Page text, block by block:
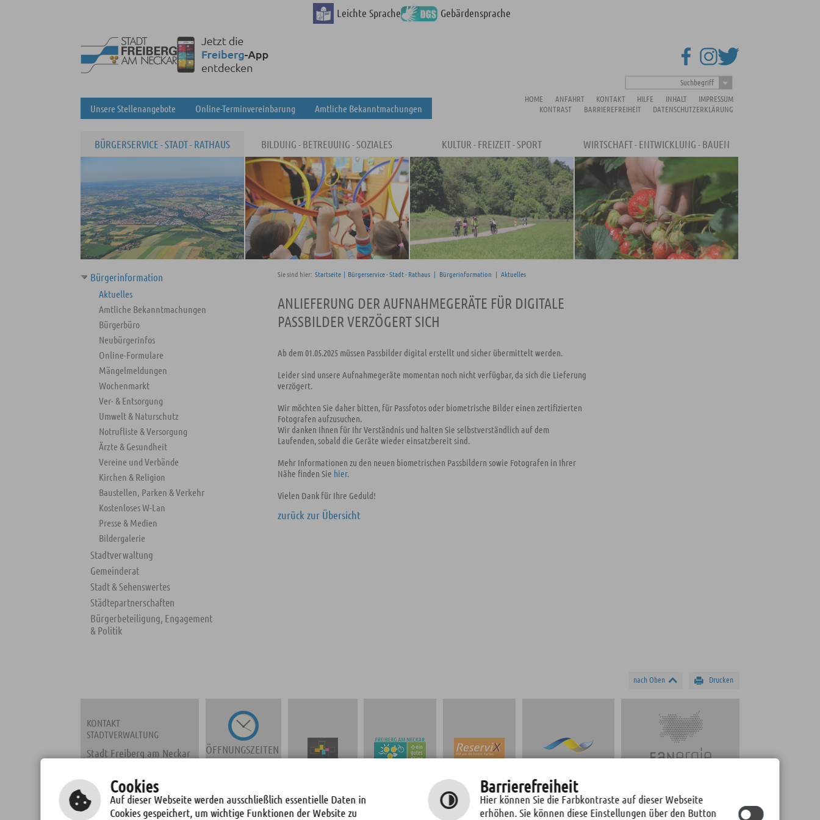
Leichte Sprache Gebärdensprache
Suchbegriff
IMPRESSUM
INHALT
HILFE
KONTAKT
ANFAHRT
HOME
DATENSCHUTZERKLÄRUNG
BARRIEREFREIHEIT
KONTRAST
BÜRGERSERVICE - STADT - RATHAUS BILDUNG - BETREUUNG - SOZIALES KULTUR - FREIZEIT - SPORT WIRTSCHAFT - ENTWICKLUNG - BAUEN
Unsere Stellenangebote Online-Terminvereinbarung Amtliche Bekanntmachungen
Bürgerinformation
Aktuelles
Amtliche Bekanntmachungen
Bürgerbüro
Neubürgerinfos
Online-Formulare
Mängelmeldungen
Wochenmarkt
Ver- & Entsorgung
Umwelt & Naturschutz
Notrufliste & Versorgung
Ärzte & Gesundheit
Vereine und Verbände
Kirchen & Religion
Baustellen, Parken & Verkehr
Kostenloses W-Lan
Presse & Medien
Bildergalerie
Stadtverwaltung
Gemeinderat
Stadt & Sehenswertes
Städtepartnerschaften
Bürgerbeteiligung, Engagement
& Politik
Sie sind hier: Startseite | Bürgerservice - Stadt - Rathaus | Bürgerinformation | Aktuelles
ANLIEFERUNG DER AUFNAHMEGERÄTE FÜR DIGITALE
PASSBILDER VERZÖGERT SICH
Ab dem 01.05.2025 müssen Passbilder digital erstellt und sicher übermittelt werden.
Leider sind unsere Aufnahmegeräte momentan noch nicht verfügbar, da sich die Lieferung
verzögert.
Wir möchten Sie daher bitten, für Passfotos oder biometrische Bilder einen zertifizierten
Fotografen aufzusuchen.
Wir danken Ihnen für Ihr Verständnis und halten Sie selbstverständlich auf dem
Laufenden, sobald die Geräte wieder einsatzbereit sind.
Mehr Informationen zu den neuen biometrischen Passbildern sowie Fotografen in Ihrer
Nähe finden Sie hier.
Vielen Dank für Ihre Geduld!
zurück zur Übersicht
Drucken
nach Oben
KONTAKT
STADTVERWALTUNG
Stadt Freiberg am Neckar
71691 Freiberg a. N.
Fon: 07141/278-0
Fax: 07141/278137
ÖFFNUNGSZEITEN
PARET-SCHULE
TICKETS
KULTURPROGRAMM
"FREIBERGER
STADTBAD FREIBERG
Cookies
Auf dieser Webseite werden ausschließlich essentielle Daten in
Cookies gespeichert, um wichtige Funktionen der Website zu
Barrierefreiheit
Hier können Sie die Farbkontraste auf dieser Webseite
erhöhen. Sie können diese Einstellungen über den Button